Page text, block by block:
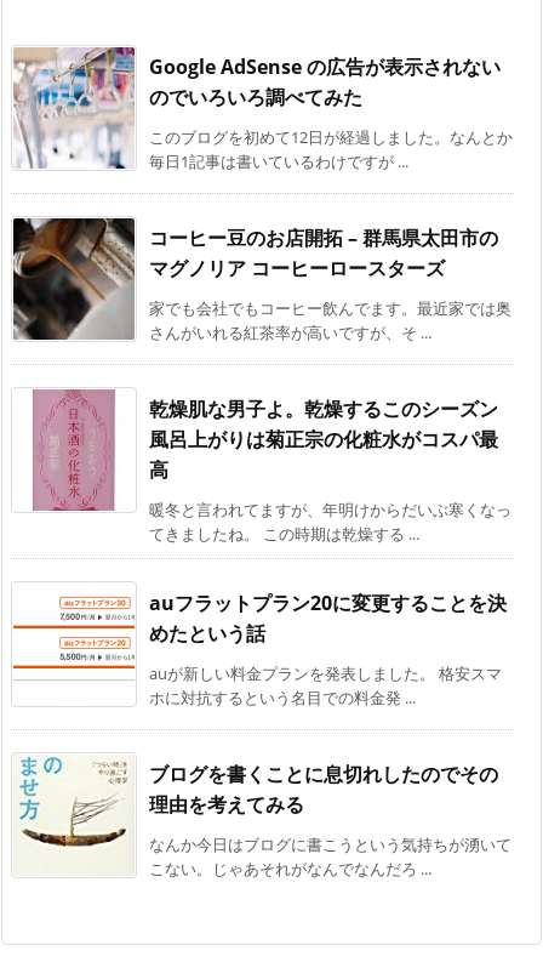
Google AdSense の広告が表示されない
のでいろいろ調べてみた
このブログを初めて12日が経過しました。なんとか
毎日1記事は書いているわけですが ...
コーヒー豆のお店開拓 – 群馬県太田市の
マグノリア コーヒーロースターズ
家でも会社でもコーヒー飲んでます。最近家では奥
さんがいれる紅茶率が高いですが、そ ...
乾燥肌な男子よ。乾燥するこのシーズン
風呂上がりは菊正宗の化粧水がコスパ最
高
暖冬と言われてますが、年明けからだいぶ寒くなっ
てきましたね。 この時期は乾燥する ...
auフラットプラン20に変更することを決
めたという話
auが新しい料金プランを発表しました。 格安スマ
ホに対抗するという名目での料金発 ...
ブログを書くことに息切れしたのでその
理由を考えてみる
なんか今日はブログに書こうという気持ちが湧いて
こない。じゃあそれがなんでなんだろ ...